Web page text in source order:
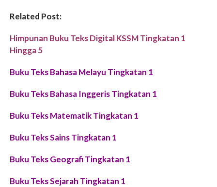
Related Post:
Himpunan Buku Teks Digital KSSM Tingkatan 1
Hingga 5
Buku Teks Bahasa Melayu Tingkatan 1
Buku Teks Bahasa Inggeris Tingkatan 1
Buku Teks Matematik Tingkatan 1
Buku Teks Sains Tingkatan 1
Buku Teks Geografi Tingkatan 1
Buku Teks Sejarah Tingkatan 1